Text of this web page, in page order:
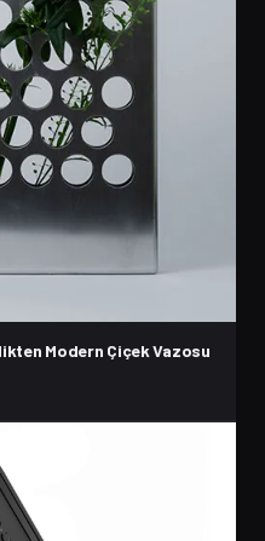
Modern Çiçek Vazosu